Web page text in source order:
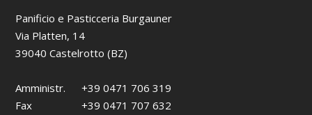
Panificio e Pasticceria Burgauner
Via Platten, 14
39040 Castelrotto (BZ)
Amministr.
+39 0471 706 319
Fax
+39 0471 707 632